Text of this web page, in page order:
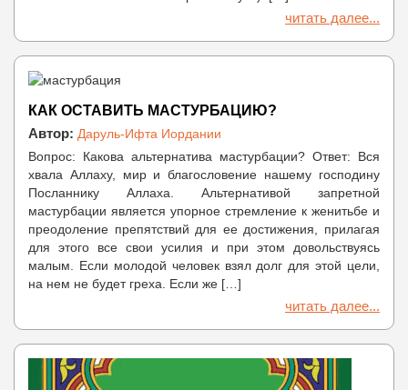
читать далее...
КАК ОСТАВИТЬ МАСТУРБАЦИЮ?
Автор: Даруль-Ифта Иордании
Вопрос: Какова альтернатива мастурбации? Ответ: Вся
хвала Аллаху, мир и благословение нашему господину
Посланнику Аллаха. Альтернативой запретной
мастурбации является упорное стремление к женитьбе и
преодоление препятствий для ее достижения, прилагая
для этого все свои усилия и при этом довольствуясь
малым. Если молодой человек взял долг для этой цели,
на нем не будет греха. Если же […]
читать далее...